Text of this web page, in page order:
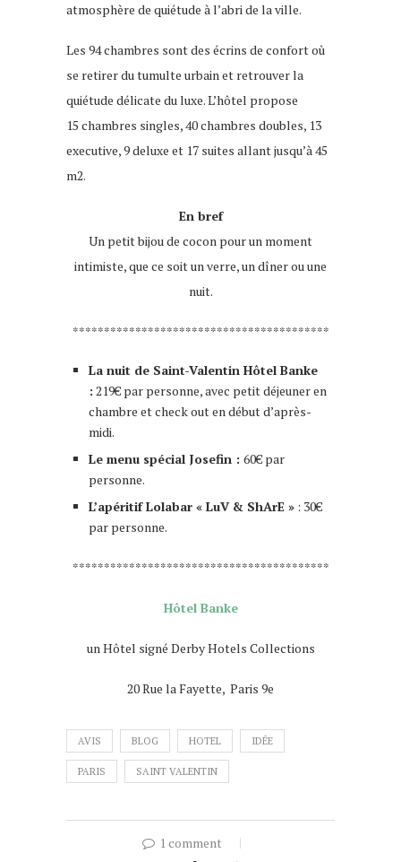
atmosphère de quiétude à l’abri de la ville.
Les 94 chambres sont des écrins de confort où
se retirer du tumulte urbain et retrouver la
quiétude délicate du luxe. L’hôtel propose
15 chambres singles, 40 chambres doubles, 13
executive, 9 deluxe et 17 suites allant jusqu’à 45
m2.
En bref
Un petit bijou de cocon pour un moment
intimiste, que ce soit un verre, un dîner ou une
nuit.
*****************************************
La nuit de Saint-Valentin Hôtel Banke
: 219€ par personne, avec petit déjeuner en
chambre et check out en début d’après-
midi.
Le menu spécial Josefin : 60€ par
personne.
L’apéritif Lolabar « LuV & ShArE » : 30€
par personne.
*****************************************
Hôtel Banke
un Hôtel signé Derby Hotels Collections
20 Rue la Fayette, Paris 9e
AVIS BLOG HOTEL IDÉE
PARIS SAINT VALENTIN
1 comment